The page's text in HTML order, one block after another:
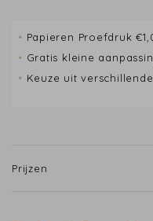
• Papieren Proefdruk
• Gratis kleine
• Keuze uit
Prijzen